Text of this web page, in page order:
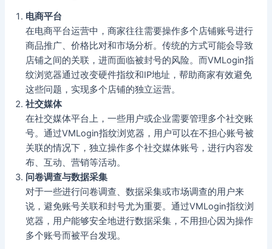
电商平台
在电商平台运营中，商家往往需要操作多个店铺账号进行
商品推广、价格比对和市场分析。传统的方式可能会导致
店铺之间的关联，进而面临被封号的风险。而VMLogin指
纹浏览器通过改变硬件指纹和IP地址，帮助商家有效避免
这些问题，实现多个店铺的独立运营。
社交媒体
在社交媒体平台上，一些用户或企业需要管理多个社交账
号。通过VMLogin指纹浏览器，用户可以在不担心账号被
关联的情况下，独立操作多个社交媒体账号，进行内容发
布、互动、营销等活动。
问卷调查与数据采集
对于一些进行问卷调查、数据采集或市场调查的用户来
说，避免账号关联和封号尤为重要。通过VMLogin指纹浏
览器，用户能够安全地进行数据采集，不用担心因为操作
多个账号而被平台发现。